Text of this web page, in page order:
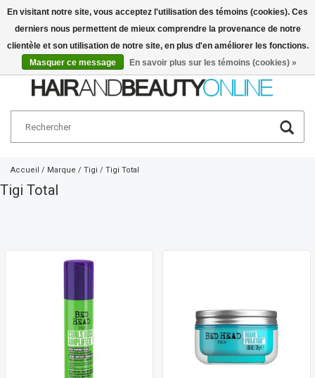
Français
Accueil / Marque / Tigi / Tigi Total
Tigi Total
En visitant notre site, vous acceptez l'utilisation des témoins (cookies). Ces
derniers nous permettent de mieux comprendre la provenance de notre
clientèle et son utilisation de notre site, en plus d'en améliorer les fonctions.
Masquer ce message
En savoir plus sur les témoins (cookies) »